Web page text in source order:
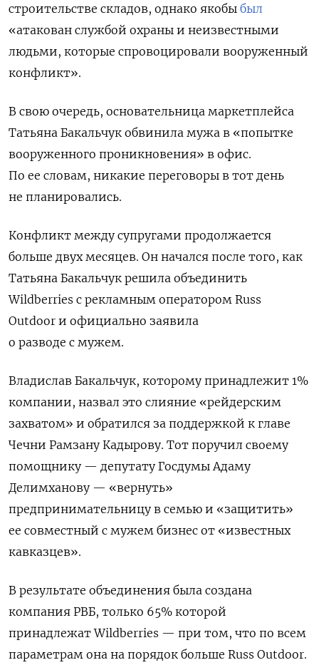
строительстве складов, однако якобы был
«атакован службой охраны и неизвестными
людьми, которые спровоцировали вооруженный
конфликт».
В свою очередь, основательница маркетплейса
Татьяна Бакальчук обвинила мужа в «попытке
вооруженного проникновения» в офис.
По ее словам, никакие переговоры в тот день
не планировались.
Конфликт между супругами продолжается
больше двух месяцев. Он начался после того, как
Татьяна Бакальчук решила объединить
Wildberries с рекламным оператором Russ
Outdoor и официально заявила
о разводе с мужем.
Владислав Бакальчук, которому принадлежит 1%
компании, назвал это слияние «рейдерским
захватом» и обратился за поддержкой к главе
Чечни Рамзану Кадырову. Тот поручил своему
помощнику — депутату Госдумы Адаму
Делимханову — «вернуть»
предпринимательницу в семью и «защитить»
ее совместный с мужем бизнес от «известных
кавказцев».
В результате объединения была создана
компания РВБ, только 65% которой
принадлежат Wildberries — при том, что по всем
параметрам она на порядок больше Russ Outdoor.